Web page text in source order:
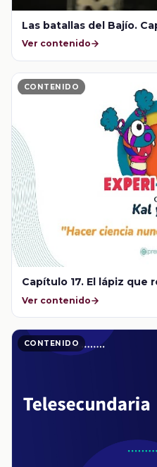
Las batallas del Bajío.
Ver contenido
CONTENIDO
Capítulo 17. El lápiz que
Ver contenido
CONTENIDO